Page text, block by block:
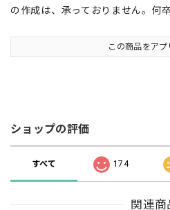
の作成は、承っておりません。何
この商品をアプ
ショップの評価
すべて 174
関連商